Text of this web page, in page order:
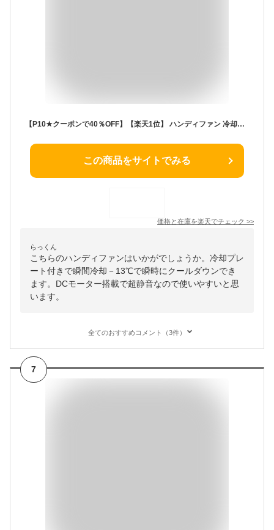
【P10★クーポンで40％OFF】【楽天1位】 ハンディファン 冷却プレート搭載【1秒冷却・超静音】 扇風機 首掛け＆卓上対応【4in1多機能】【DCモーター 超静音20dB】【5段階風量調節】【大容量4500mAh】携帯扇風機 手持ち/首かけ/折りたたみ/クリップ対応 USB充電式
この商品をサイトでみる
価格と在庫を楽天でチェック >>
らっくん
こちらのハンディファンはいかがでしょうか。冷却プレ
ート付きで瞬間冷却－13℃で瞬時にクールダウンでき
ます。DCモーター搭載で超静音なので使いやすいと思
います。
全てのおすすめコメント（3件）
7